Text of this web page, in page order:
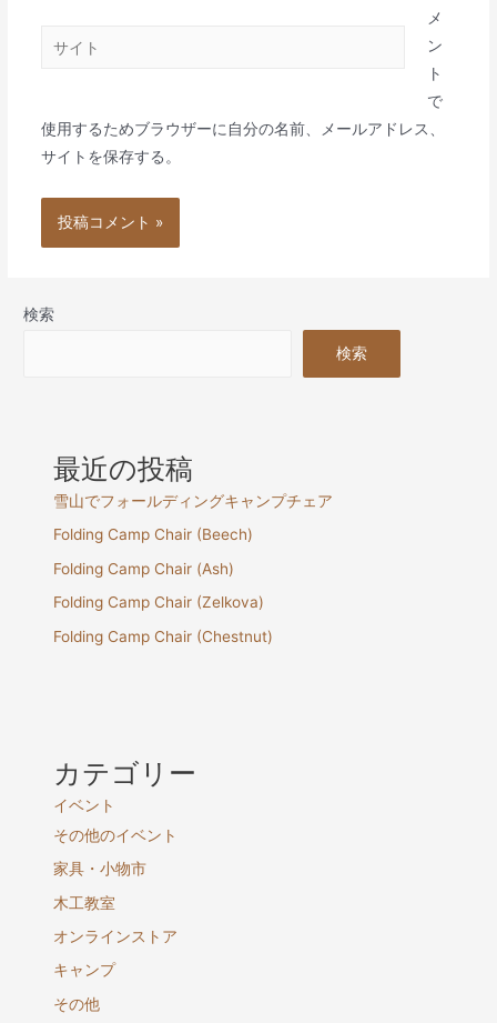
メ
ン
ト
で
使用するためブラウザーに自分の名前、メールアドレス、
サイトを保存する。
検索
検索
最近の投稿
雪山でフォールディングキャンプチェア
Folding Camp Chair (Beech)
Folding Camp Chair (Ash)
Folding Camp Chair (Zelkova)
Folding Camp Chair (Chestnut)
カテゴリー
イベント
その他のイベント
家具・小物市
木工教室
オンラインストア
キャンプ
その他